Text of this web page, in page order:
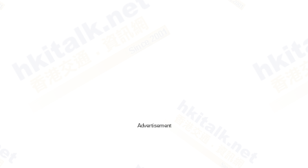
Advertisement